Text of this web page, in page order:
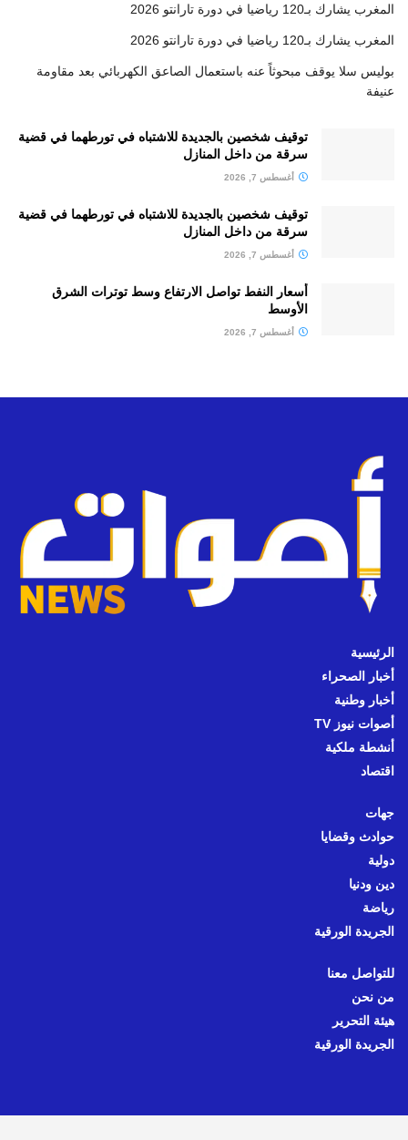
المغرب يشارك بـ120 رياضيا في دورة تارانتو 2026
المغرب يشارك بـ120 رياضيا في دورة تارانتو 2026
بوليس سلا يوقف مبحوثاً عنه باستعمال الصاعق الكهربائي بعد مقاومة
عنيفة
توقيف شخصين بالجديدة للاشتباه في تورطهما في قضية
سرقة من داخل المنازل
أغسطس 7, 2026
توقيف شخصين بالجديدة للاشتباه في تورطهما في قضية
سرقة من داخل المنازل
أغسطس 7, 2026
أسعار النفط تواصل الارتفاع وسط توترات الشرق
الأوسط
أغسطس 7, 2026
الرئيسية
أخبار الصحراء
أخبار وطنية
أصوات نيوز TV
أنشطة ملكية
اقتصاد
جهات
حوادث وقضايا
دولية
دين ودنيا
رياضة
الجريدة الورقية
للتواصل معنا
من نحن
هيئة التحرير
الجريدة الورقية